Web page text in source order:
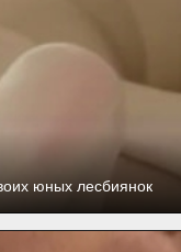
юных лесбиянок